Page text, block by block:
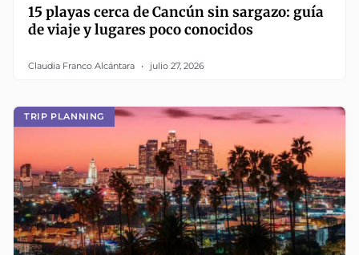
15 playas cerca de Cancún sin sargazo: guía
de viaje y lugares poco conocidos
Claudia Franco Alcántara julio 27, 2026
TRIP PLANNING